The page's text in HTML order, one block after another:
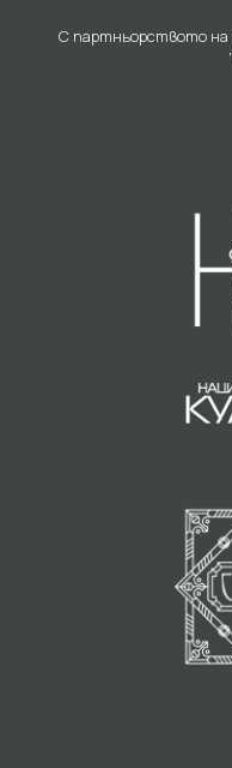
С партньорството на